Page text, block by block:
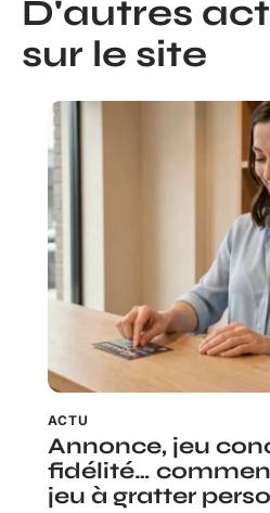
D'autres
sur le site
ACTU
Annonce, jeu
fidélité…
jeu à gratter